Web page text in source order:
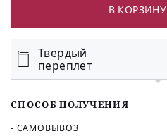
В КОРЗИНУ
Твердый
переплет
СПОСОБ ПОЛУЧЕНИЯ
- САМОВЫВОЗ